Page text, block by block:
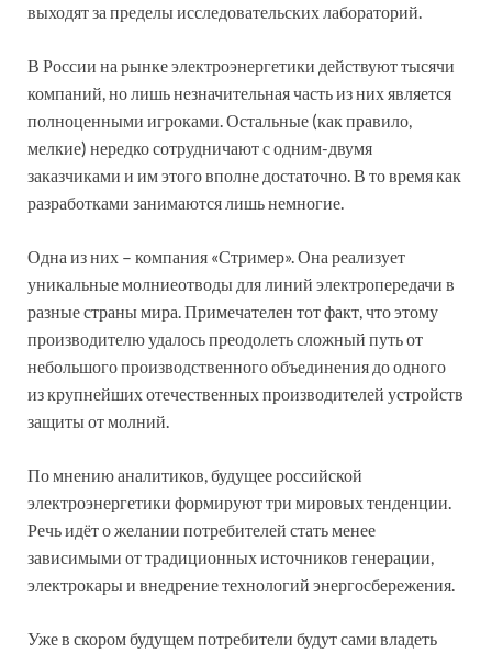
выходят за пределы исследовательских лабораторий.
В России на рынке электроэнергетики действуют тысячи
компаний, но лишь незначительная часть из них является
полноценными игроками. Остальные (как правило,
мелкие) нередко сотрудничают с одним-двумя
заказчиками и им этого вполне достаточно. В то время как
разработками занимаются лишь немногие.
Одна из них – компания «Стример». Она реализует
уникальные молниеотводы для линий электропередачи в
разные страны мира. Примечателен тот факт, что этому
производителю удалось преодолеть сложный путь от
небольшого производственного объединения до одного
из крупнейших отечественных производителей устройств
защиты от молний.
По мнению аналитиков, будущее российской
электроэнергетики формируют три мировых тенденции.
Речь идёт о желании потребителей стать менее
зависимыми от традиционных источников генерации,
электрокары и внедрение технологий энергосбережения.
Уже в скором будущем потребители будут сами владеть